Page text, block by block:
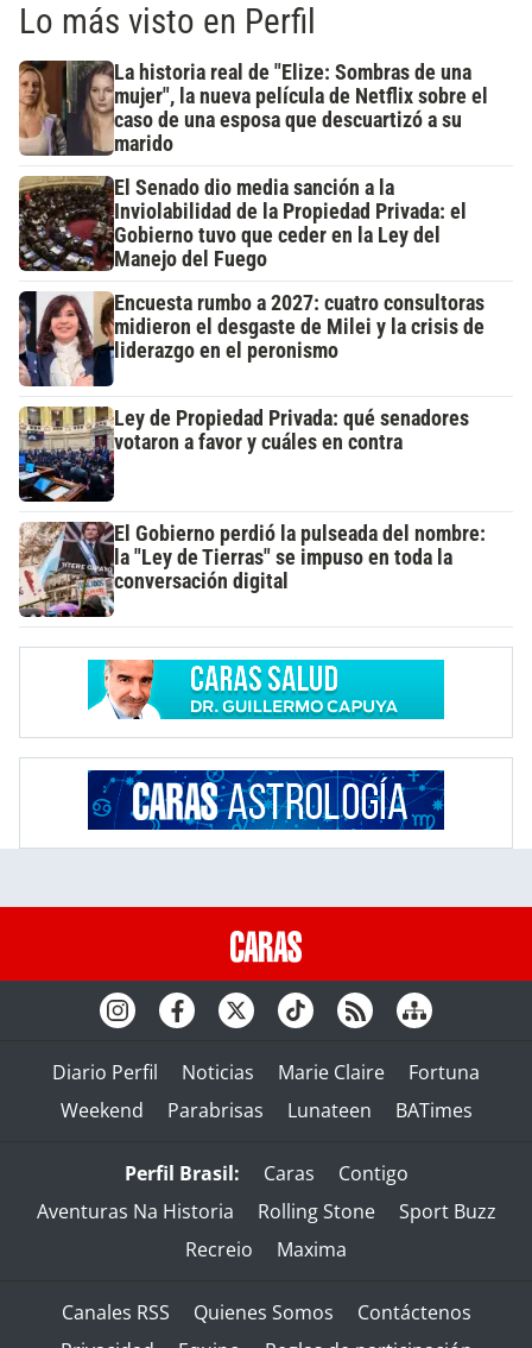
Lo más visto en Perfil
La historia real de "Elize: Sombras de una
mujer", la nueva película de Netflix sobre el
caso de una esposa que descuartizó a su
marido
El Senado dio media sanción a la
Inviolabilidad de la Propiedad Privada: el
Gobierno tuvo que ceder en la Ley del
Manejo del Fuego
Encuesta rumbo a 2027: cuatro consultoras
midieron el desgaste de Milei y la crisis de
liderazgo en el peronismo
Ley de Propiedad Privada: qué senadores
votaron a favor y cuáles en contra
El Gobierno perdió la pulseada del nombre:
la "Ley de Tierras" se impuso en toda la
conversación digital
Diario Perfil Noticias Marie Claire
Fortuna
Weekend
Parabrisas Lunateen BATimes
Perfil Brasil: Caras
Contigo
Aventuras Na Historia
Rolling Stone
Sport Buzz
Recreio
Maxima
Canales RSS Quienes Somos
Contáctenos